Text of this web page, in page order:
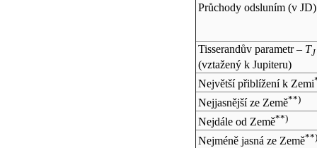
Průchody odsluním (v JD)
Tisserandův parametr – TJ
(vztažený k Jupiteru)
Největší přiblížení k Zemi
Nejjasnější ze Země**)
Nejdále od Země**)
Nejméně jasná ze Země**)